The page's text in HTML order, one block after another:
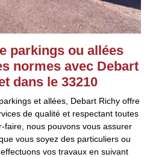
parkings ou allées
normes avec Debart
dans le 33210
et allées, Debart Richy offre
de qualité et respectant toutes
faire, nous pouvons vous assurer
vous soyez des particuliers ou
vos travaux en suivant